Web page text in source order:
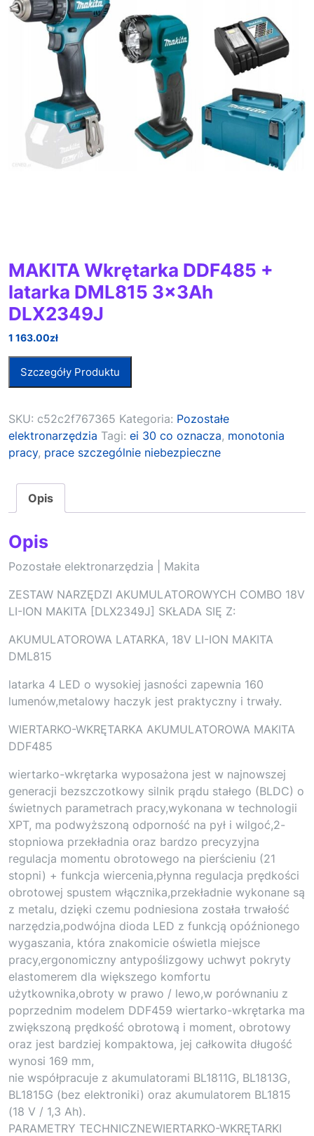
MAKITA Wkrętarka DDF485 +
latarka DML815 3x3Ah
DLX2349J
1 163.00zł
Szczegóły Produktu
SKU: c52c2f767365 Kategoria: Pozostałe
elektronarzędzia Tagi: ei 30 co oznacza, monotonia
pracy, prace szczególnie niebezpieczne
Opis
Opis
Pozostałe elektronarzędzia | Makita
ZESTAW NARZĘDZI AKUMULATOROWYCH COMBO 18V
LI-ION MAKITA [DLX2349J] SKŁADA SIĘ Z:
AKUMULATOROWA LATARKA, 18V LI-ION MAKITA
DML815
latarka 4 LED o wysokiej jasności zapewnia 160
lumenów,metalowy haczyk jest praktyczny i trwały.
WIERTARKO-WKRĘTARKA AKUMULATOROWA MAKITA
DDF485
wiertarko-wkrętarka wyposażona jest w najnowszej
generacji bezszczotkowy silnik prądu stałego (BLDC) o
świetnych parametrach pracy,wykonana w technologii
XPT, ma podwyższoną odporność na pył i wilgoć,2-
stopniowa przekładnia oraz bardzo precyzyjna
regulacja momentu obrotowego na pierścieniu (21
stopni) + funkcja wiercenia,płynna regulacja prędkości
obrotowej spustem włącznika,przekładnie wykonane są
z metalu, dzięki czemu podniesiona została trwałość
narzędzia,podwójna dioda LED z funkcją opóźnionego
wygaszania, która znakomicie oświetla miejsce
pracy,ergonomiczny antypoślizgowy uchwyt pokryty
elastomerem dla większego komfortu
użytkownika,obroty w prawo / lewo,w porównaniu z
poprzednim modelem DDF459 wiertarko-wkrętarka ma
zwiększoną prędkość obrotową i moment, obrotowy
oraz jest bardziej kompaktowa, jej całkowita długość
wynosi 169 mm,
nie współpracuje z akumulatorami BL1811G, BL1813G,
BL1815G (bez elektroniki) oraz akumulatorem BL1815
(18 V / 1,3 Ah).
PARAMETRY TECHNICZNEWIERTARKO-WKRĘTARKI